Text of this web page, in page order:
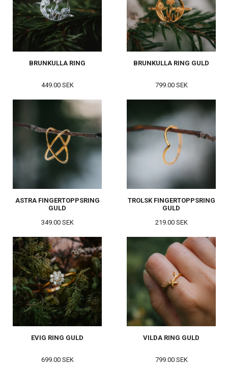
BRUNKULLA RING
449.00 SEK
BRUNKULLA RING GULD
799.00 SEK
ASTRA FINGERTOPPSRING
GULD
349.00 SEK
TROLSK FINGERTOPPSRING
GULD
219.00 SEK
EVIG RING GULD
699.00 SEK
VILDA RING GULD
799.00 SEK